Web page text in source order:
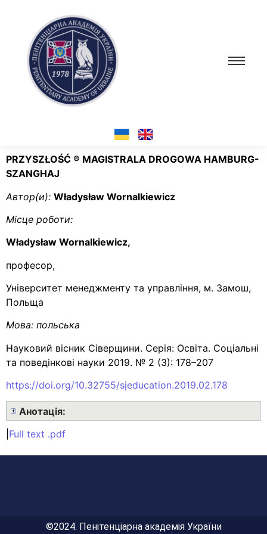
PRZYSZŁOŚĆ ® MAGISTRALA DROGOWA HAMBURG-
SZANGHAJ
Автор(и): Władysław Wornalkiewicz
Місце роботи:
Władysław Wornalkiewicz,
професор,
Університет менеджменту та управління, м. Замош,
Польща
Мова: польська
Науковий вісник Сіверщини. Серія: Освіта. Соціальні
та поведінкові науки 2019. № 2 (3): 178–207
https://doi.org/10.32755/sjeducation.2019.02.178
Анотація:
Full text .pdf
©2024. Пенітенціарна академія України